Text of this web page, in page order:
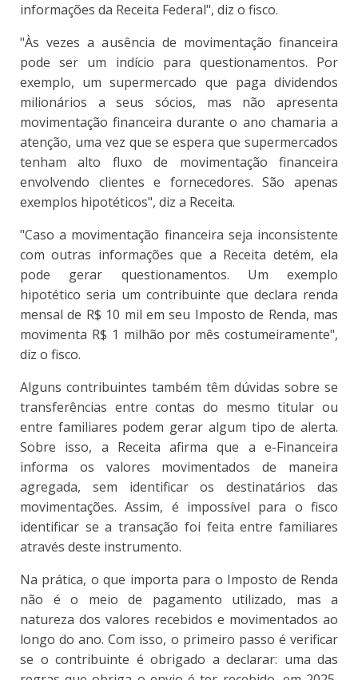
informações da Receita Federal", diz o fisco.
"Às vezes a ausência de movimentação financeira
pode ser um indício para questionamentos. Por
exemplo, um supermercado que paga dividendos
milionários a seus sócios, mas não apresenta
movimentação financeira durante o ano chamaria a
atenção, uma vez que se espera que supermercados
tenham alto fluxo de movimentação financeira
envolvendo clientes e fornecedores. São apenas
exemplos hipotéticos", diz a Receita.
"Caso a movimentação financeira seja inconsistente
com outras informações que a Receita detém, ela
pode gerar questionamentos. Um exemplo
hipotético seria um contribuinte que declara renda
mensal de R$ 10 mil em seu Imposto de Renda, mas
movimenta R$ 1 milhão por mês costumeiramente",
diz o fisco.
Alguns contribuintes também têm dúvidas sobre se
transferências entre contas do mesmo titular ou
entre familiares podem gerar algum tipo de alerta.
Sobre isso, a Receita afirma que a e-Financeira
informa os valores movimentados de maneira
agregada, sem identificar os destinatários das
movimentações. Assim, é impossível para o fisco
identificar se a transação foi feita entre familiares
através deste instrumento.
Na prática, o que importa para o Imposto de Renda
não é o meio de pagamento utilizado, mas a
natureza dos valores recebidos e movimentados ao
longo do ano. Com isso, o primeiro passo é verificar
se o contribuinte é obrigado a declarar: uma das